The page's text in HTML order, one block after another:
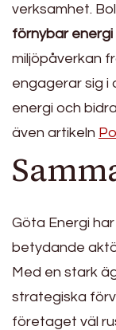
verksamhet.
förnybar energi
miljöpåverkan
engagerar sig i
energi och
även artikeln
Göta Energi
betydande
Med en stark
strategiska
företaget väl